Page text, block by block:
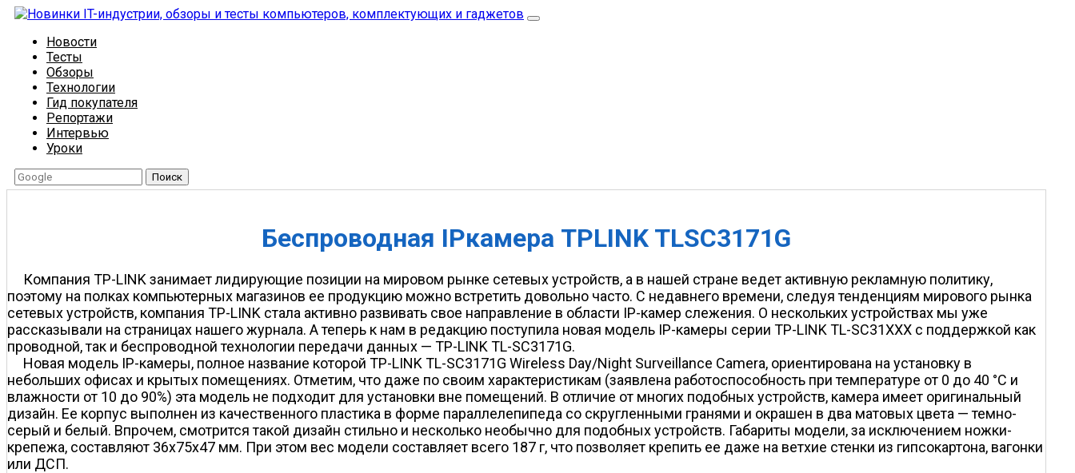
Новости
Тесты
Обзоры
Технологии
Гид покупателя
Репортажи
Интервью
Уроки
Поиск
Беспроводная IP­камера TP­LINK TL­SC3171G
Компания TP-LINK занимает лидирующие позиции на мировом рынке сетевых устройств, а в нашей стране ведет активную рекламную политику,
поэтому на полках компьютерных магазинов ее продукцию можно встретить довольно часто. С недавнего времени, следуя тенденциям мирового рынка
сетевых устройств, компания TP-LINK стала активно развивать свое направление в области IP-камер слежения. О нескольких устройствах мы уже
рассказывали на страницах нашего журнала. А теперь к нам в редакцию поступила новая модель IP-камеры серии TP-LINK TL-SC31XXX с поддержкой как
проводной, так и беспроводной технологии передачи данных — TP-LINK TL-SC3171G.
Новая модель IP-камеры, полное название которой TP-LINK TL-SC3171G Wireless Day/Night Surveillance Camera, ориентирована на установку в
небольших офисах и крытых помещениях. Отметим, что даже по своим характеристикам (заявлена работоспособность при температуре от 0 до 40 °С и
влажности от 10 до 90%) эта модель не подходит для установки вне помещений. В отличие от многих подобных устройств, камера имеет оригинальный
дизайн. Ее корпус выполнен из качественного пластика в форме параллелепипеда со скругленными гранями и окрашен в два матовых цвета — темно­
серый и белый. Впрочем, смотрится такой дизайн стильно и несколько необычно для подобных устройств. Габариты модели, за исключением ножки­
крепежа, составляют 36x75x47 мм. При этом вес модели составляет всего 187 г, что позволяет крепить ее даже на ветхие стенки из гипсокартона, вагонки
или ДСП.